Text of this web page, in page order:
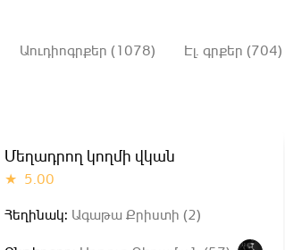
Աուդիոգրքեր (1078) Էլ. գրքեր (704)
Մեղադրող կողմի վկան
★ 5.00
Հեղինակ: Ագաթա Քրիստի (2)